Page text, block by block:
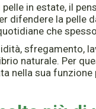
pelle in estate, il
difendere la pelle
che
sfregamento,
naturale. Per
nella sua